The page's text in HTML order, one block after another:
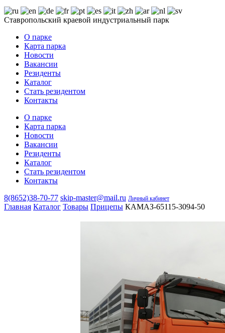
Ставропольский краевой индустриальный парк
О парке
Карта парка
Новости
Вакансии
Резиденты
Каталог
Стать резидентом
Контакты
О парке
Карта парка
Новости
Вакансии
Резиденты
Каталог
Стать резидентом
Контакты
8(8652)38-70-77 skip-master@mail.ru Личный кабинет
Главная Каталог Товары Прицепы КАМАЗ-65115-3094-50